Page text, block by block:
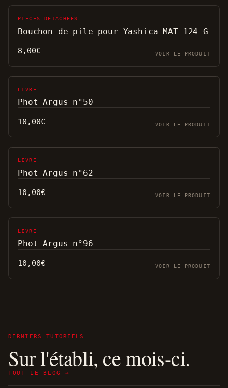
PIÈCES DÉTACHÉES
Bouchon de pile pour Yashica MAT 124 G
8,00€ VOIR LE PRODUIT
LIVRE
Phot Argus n°50
10,00€ VOIR LE PRODUIT
LIVRE
Phot Argus n°62
10,00€ VOIR LE PRODUIT
LIVRE
Phot Argus n°96
10,00€ VOIR LE PRODUIT
DERNIERS TUTORIELS
Sur l'établi, ce mois-ci.
TOUT LE BLOG →